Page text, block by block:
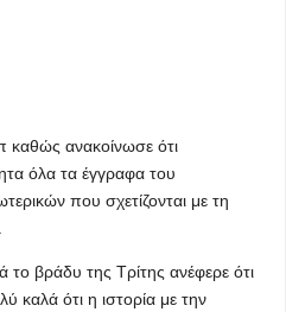
ανακοίνωσε ότι
όλα τα έγγραφα του
που σχετίζονται με τη
βράδυ της Τρίτης ανέφερε ότι
καλά ότι η ιστορία με την